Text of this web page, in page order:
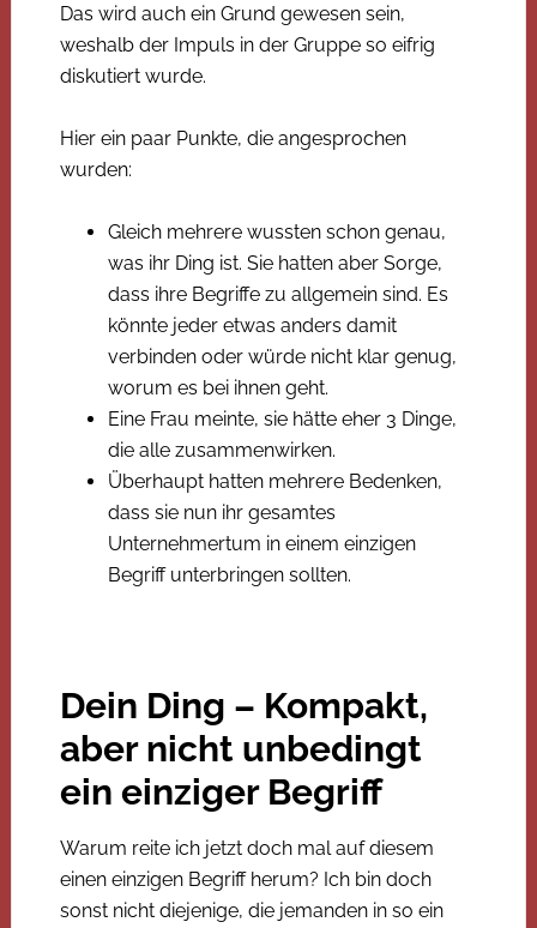
Das wird auch ein Grund gewesen sein,
weshalb der Impuls in der Gruppe so eifrig
diskutiert wurde.
Hier ein paar Punkte, die angesprochen
wurden:
Gleich mehrere wussten schon genau,
was ihr Ding ist. Sie hatten aber Sorge,
dass ihre Begriffe zu allgemein sind. Es
könnte jeder etwas anders damit
verbinden oder würde nicht klar genug,
worum es bei ihnen geht.
Eine Frau meinte, sie hätte eher 3 Dinge,
die alle zusammenwirken.
Überhaupt hatten mehrere Bedenken,
dass sie nun ihr gesamtes
Unternehmertum in einem einzigen
Begriff unterbringen sollten.
Dein Ding – Kompakt,
aber nicht unbedingt
ein einziger Begriff
Warum reite ich jetzt doch mal auf diesem
einen einzigen Begriff herum? Ich bin doch
sonst nicht diejenige, die jemanden in so ein